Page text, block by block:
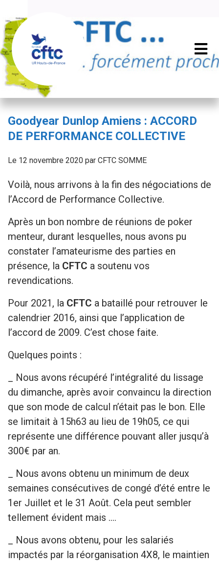
Goodyear Dunlop Amiens : ACCORD
DE PERFORMANCE COLLECTIVE
Le 12 novembre 2020 par CFTC SOMME
Voilà, nous arrivons à la fin des négociations de
l’Accord de Performance Collective.
Après un bon nombre de réunions de poker
menteur, durant lesquelles, nous avons pu
constater l’amateurisme des parties en
présence, la CFTC a soutenu vos
revendications.
Pour 2021, la CFTC a bataillé pour retrouver le
calendrier 2016, ainsi que l’application de
l’accord de 2009. C’est chose faite.
Quelques points :
_ Nous avons récupéré l’intégralité du lissage
du dimanche, après avoir convaincu la direction
que son mode de calcul n’était pas le bon. Elle
se limitait à 15h63 au lieu de 19h05, ce qui
représente une différence pouvant aller jusqu’à
300€ par an.
_ Nous avons obtenu un minimum de deux
semaines consécutives de congé d’été entre le
1 er Juillet et le 31 Août. Cela peut sembler
tellement évident mais ….
_ Nous avons obtenu, pour les salariés
impactés par la réorganisation 4X8, le maintien